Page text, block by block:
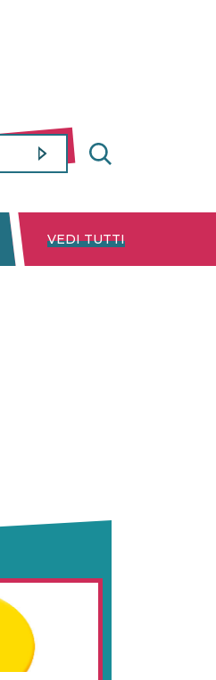
DISNEY+ NETFLIX
VEDI TUTTI